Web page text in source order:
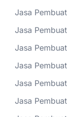
Jasa
Jasa
Jasa
Jasa
Jasa
Jasa